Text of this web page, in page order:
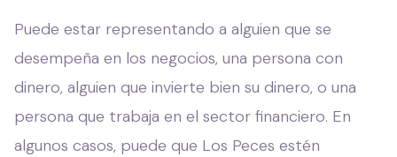
Puede estar representando a alguien que se
desempeña en los negocios, una persona con
dinero, alguien que invierte bien su dinero, o una
persona que trabaja en el sector financiero. En
algunos casos, puede que Los Peces estén